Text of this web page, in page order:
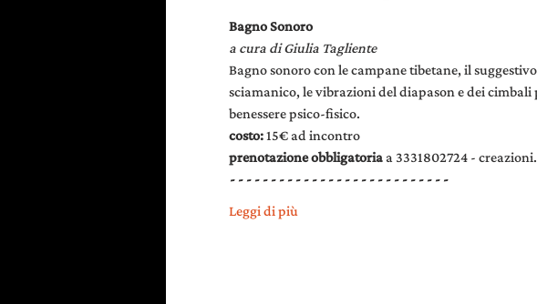
Bagno Sonoro
a cura di Giulia Tagliente
Bagno sonoro con le campane tibetane, il
sciamanico, le vibrazioni del diapason e dei
benessere psico-fisico.
costo: 15€ ad incontro
prenotazione obbligatoria a 3331802724 -
- - - - - - - - - - - - - - - - - - - - - - - - - - -
Leggi di più